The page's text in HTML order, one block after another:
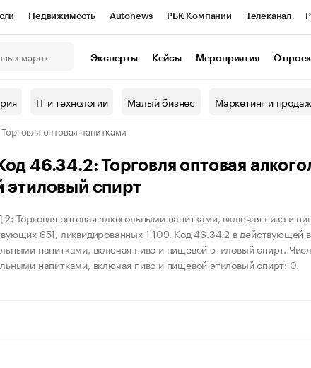
Недвижимость Autonews РБК Компании Телеканал
Проверка контрагентов
Эксперты Кейсы Мероприятия О
IT и технологии Малый бизнес Маркетинг и
Торговля оптовая напитками
46.34.2: Торговля оптовая
этиловый спирт
Торговля оптовая алкогольными напитками, включая пиво и
651, ликвидированных 1 109. Код 46.34.2 в действующей
напитками, включая пиво и пищевой этиловый спирт.
напитками, включая пиво и пищевой этиловый спирт: 0.